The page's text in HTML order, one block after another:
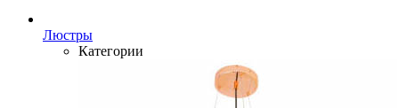
Люстры
Категории